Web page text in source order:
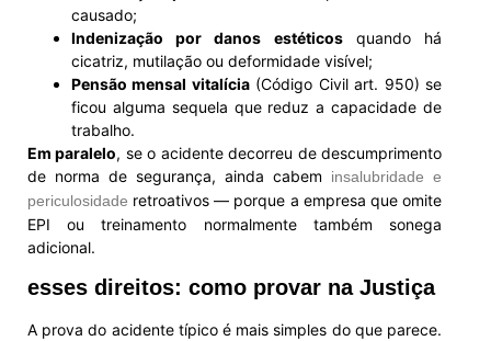
causado;
Indenização por danos estéticosquando há
cicatriz, mutilação ou deformidade visível;
Pensão mensal vitalícia(Código Civil art. 950) se
ficou alguma sequela que reduz a capacidade de
trabalho.
Em paralelo, se o acidente decorreu de descumprimento
de norma de segurança, ainda cabem insalubridade e
periculosidade retroativos — porque a empresa que omite
EPI ou treinamento normalmente também sonega
adicional.
esses direitos: como provar na Justiça
A prova do acidente típico é mais simples do que parece.